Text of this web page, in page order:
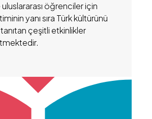
öğrenciler için
yanı sıra Türk kültürünü
tanıtan çeşitli etkinlikler